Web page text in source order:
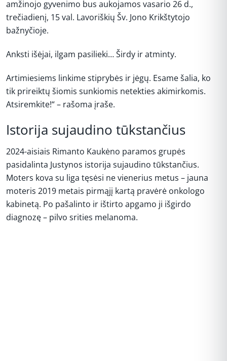
amžinojo gyvenimo bus aukojamos vasario 26 d.,
trečiadienį, 15 val. Lavoriškių Šv. Jono Krikštytojo
bažnyčioje.
Anksti išėjai, ilgam pasilieki… Širdy ir atminty.
Artimiesiems linkime stiprybės ir jėgų. Esame šalia, ko
tik prireiktų šiomis sunkiomis netekties akimirkomis.
Atsiremkite!“ – rašoma įraše.
Istorija sujaudino tūkstančius
2024-aisiais Rimanto Kaukėno paramos grupės
pasidalinta Justynos istorija sujaudino tūkstančius.
Moters kova su liga tęsėsi ne vienerius metus – jauna
moteris 2019 metais pirmąjį kartą pravėrė onkologo
kabinetą. Po pašalinto ir ištirto apgamo ji išgirdo
diagnozę – pilvo srities melanoma.